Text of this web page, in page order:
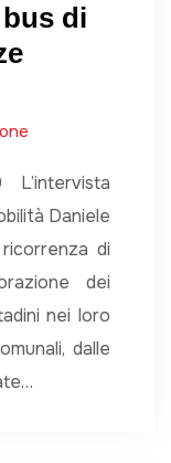
di
L’intervista
Daniele
di
dei
nei loro
dalle